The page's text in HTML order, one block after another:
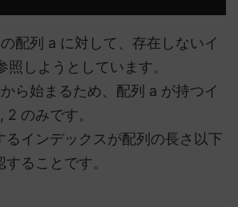
配列 a に対して、存在しないイ
照しようとしています。
ら始まるため、配列 a が持つイ
2 のみです。
るインデックスが配列の長さ以下
ることです。